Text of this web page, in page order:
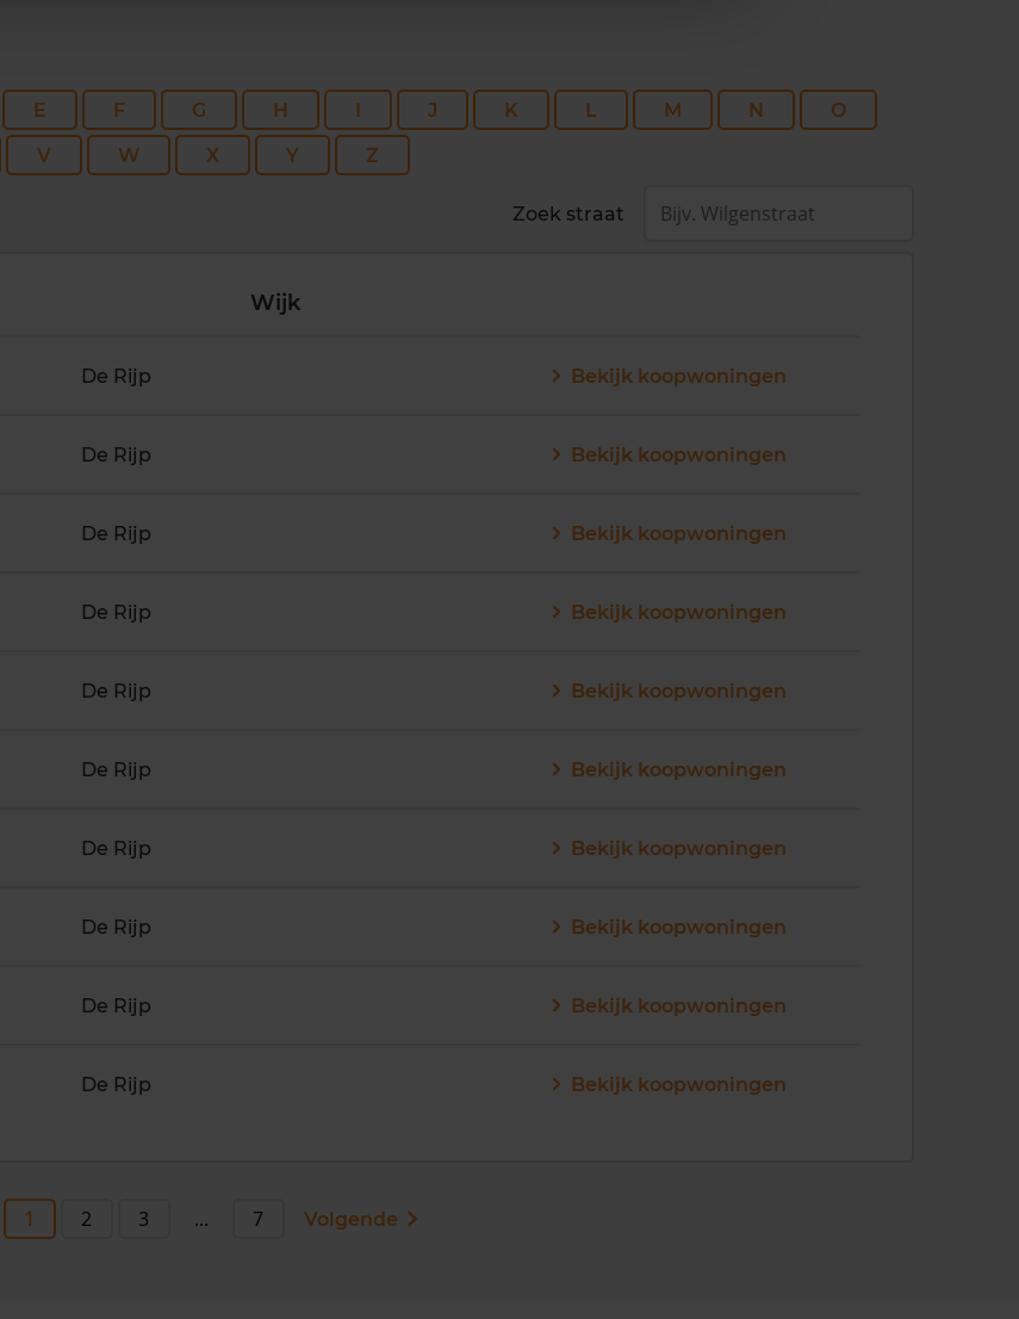
E F G H I J K L M N
O
V W X Y Z
Zoek straat
Wijk
De Rijp Bekijk koopwoningen
De Rijp Bekijk koopwoningen
De Rijp Bekijk koopwoningen
De Rijp Bekijk koopwoningen
De Rijp Bekijk koopwoningen
De Rijp Bekijk koopwoningen
De Rijp Bekijk koopwoningen
De Rijp Bekijk koopwoningen
De Rijp Bekijk koopwoningen
De Rijp Bekijk koopwoningen
1 2 3 ... 7 Volgende